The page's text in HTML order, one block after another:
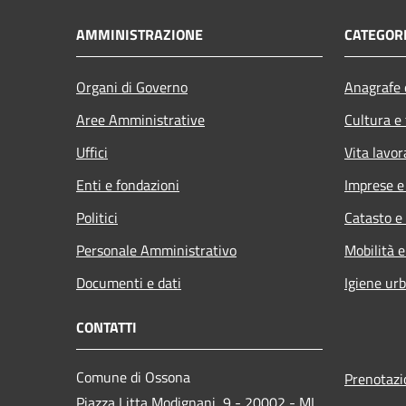
AMMINISTRAZIONE
Organi di Governo
Aree Amministrative
Uffici
Enti e fondazioni
Politici
Personale Amministrativo
Documenti e dati
Cultura
Vita
Imprese
Catasto
Mobilità
Igiene
CONTATTI
Comune di Ossona